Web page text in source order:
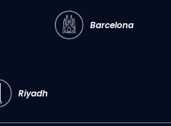
Barcelona
Riyadh